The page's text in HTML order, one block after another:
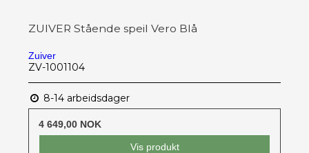
ZUIVER Stående speil Vero Blå
Zuiver
ZV-1001104
8-14 arbeidsdager
4 649,00 NOK
Vis produkt